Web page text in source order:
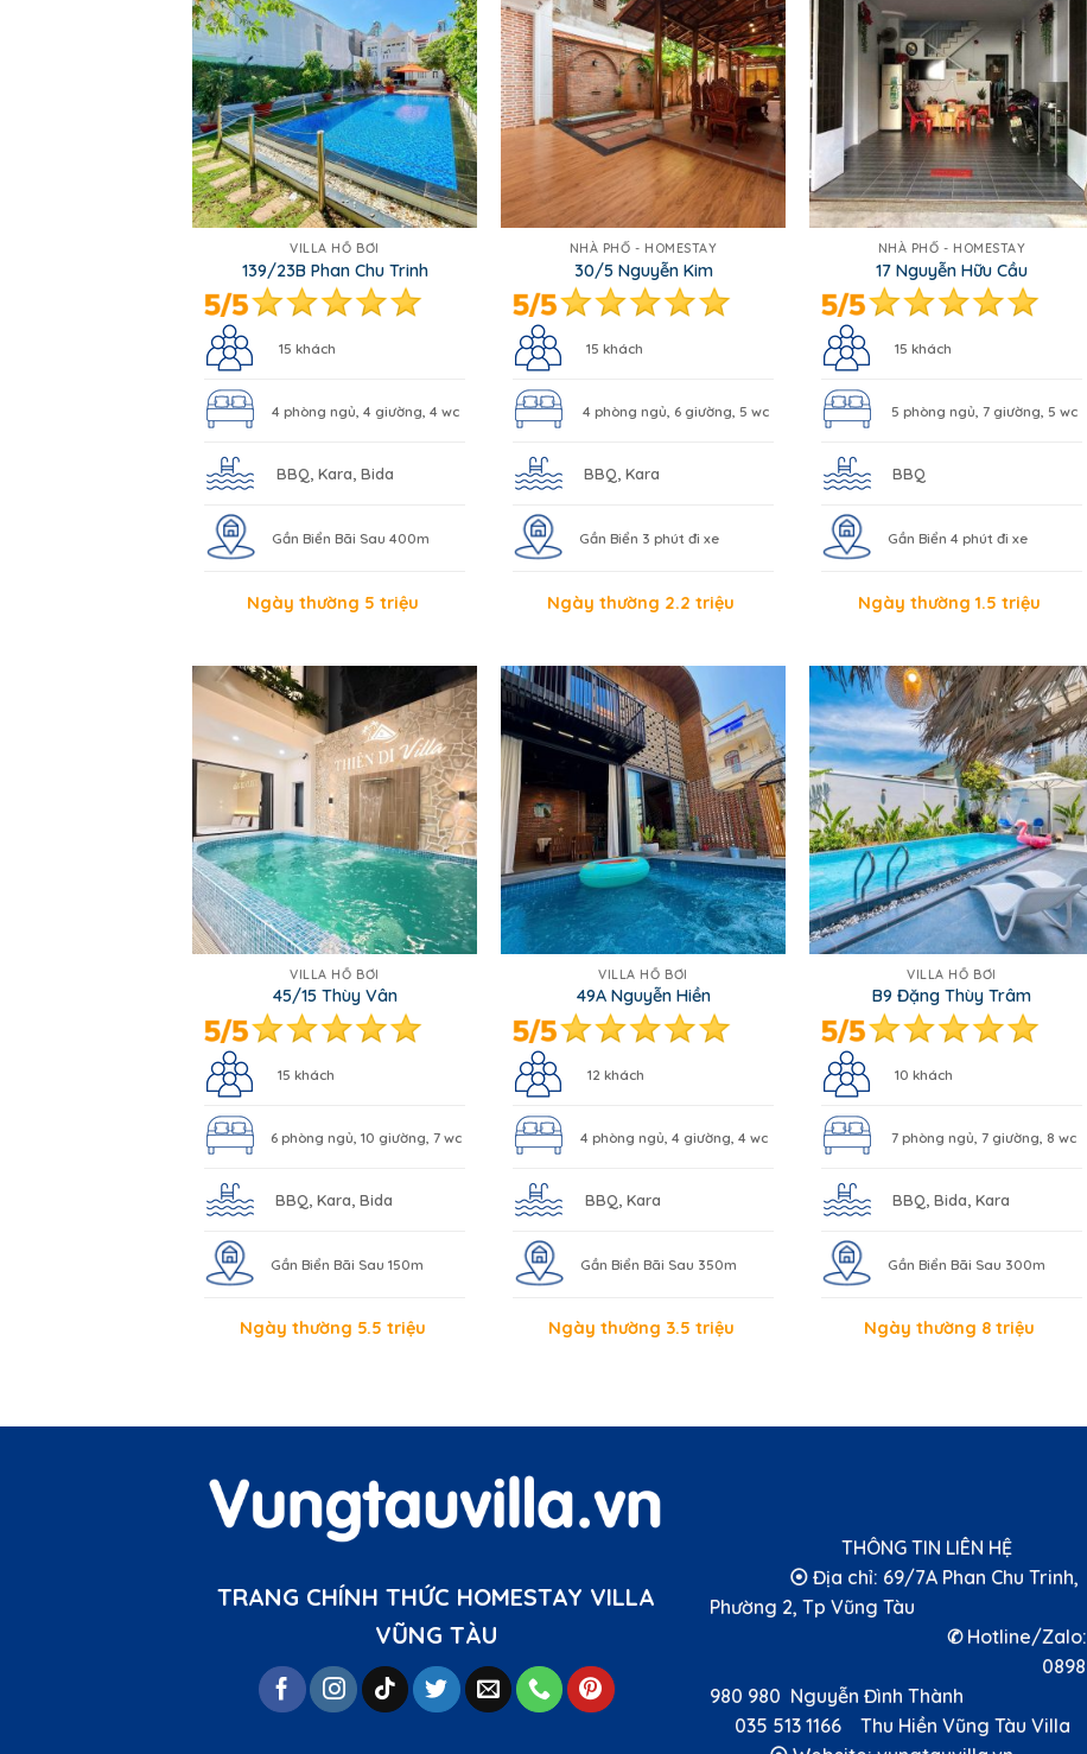
VILLA HỒ BƠI
139/23B Phan Chu Trinh
15 khách
4 phòng ngủ, 4 giường, 4 wc
BBQ, Kara, Bida
Gần Biển Bãi Sau 400m
Ngày thường 5 triệu
NHÀ PHỐ - HOMESTAY
30/5 Nguyễn Kim
15 khách
4 phòng ngủ, 6 giường, 5 wc
BBQ, Kara
Gần Biển 3 phút đi xe
Ngày thường 2.2 triệu
NHÀ PHỐ - HOMESTAY
17 Nguyễn Hữu Cầu
15 khách
5 phòng ngủ, 7 giường, 5 wc
BBQ
Gần Biển 4 phút đi xe
Ngày thường 1.5 triệu
VILLA HỒ BƠI
45/15 Thùy Vân
15 khách
6 phòng ngủ, 10 giường, 7 wc
BBQ, Kara, Bida
Gần Biển Bãi Sau 150m
Ngày thường 5.5 triệu
VILLA HỒ BƠI
49A Nguyễn Hiền
12 khách
4 phòng ngủ, 4 giường, 4 wc
BBQ, Kara
Gần Biển Bãi Sau 350m
Ngày thường 3.5 triệu
VILLA HỒ BƠI
B9 Đặng Thùy Trâm
10 khách
7 phòng ngủ, 7 giường, 8 wc
BBQ, Bida, Kara
Gần Biển Bãi Sau 300m
Ngày thường 8 triệu
TRANG CHÍNH THỨC HOMESTAY VILLA
VŨNG TÀU
THÔNG TIN LIÊN HỆ
⦿ Địa chỉ: 69/7A Phan Chu Trinh,
Phường 2, Tp Vũng Tàu
✆ Hotline/Zalo:
0898
980 980 Nguyễn Đình Thành
035 513 1166 Thu Hiền Vũng Tàu Villa